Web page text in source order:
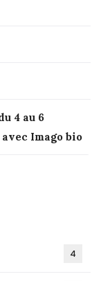
4 au 6
Imago bio
4